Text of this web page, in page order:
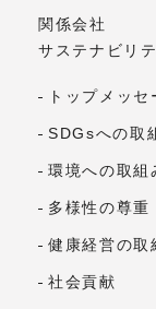
関係会社
サステナビリ
トップメッセ
SDGsへの取
環境への取組
多様性の尊重
健康経営の取
社会貢献